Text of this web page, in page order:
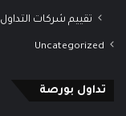
تقييم شركات التداول
Uncategorized
تداول بورصة